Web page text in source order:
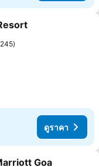
ารโปรด
ดูราคา
Goa